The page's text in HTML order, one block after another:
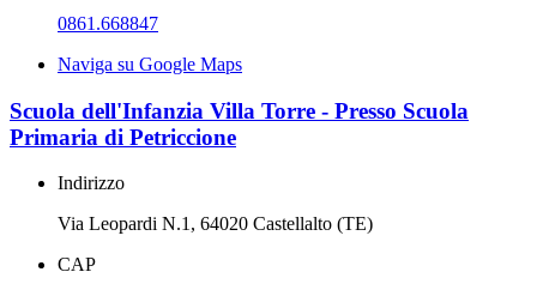
0861.668847
Naviga su Google Maps
Scuola dell'Infanzia Villa Torre - Presso Scuola
Primaria di Petriccione
Indirizzo
Via Leopardi N.1, 64020 Castellalto (TE)
CAP